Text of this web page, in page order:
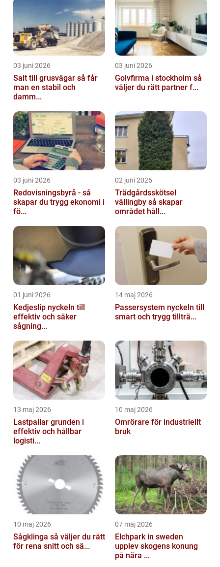
03 juni 2026
Salt till grusvägar så får
man en stabil och
damm...
03 juni 2026
Golvfirma i stockholm så
väljer du rätt partner f...
03 juni 2026
Redovisningsbyrå - så
skapar du trygg ekonomi i
fö...
02 juni 2026
Trädgårdsskötsel
vällingby så skapar
området håll...
01 juni 2026
Kedjeslip nyckeln till
effektiv och säker
sågning...
14 maj 2026
Passersystem nyckeln till
smart och trygg tillträ...
13 maj 2026
Lastpallar grunden i
effektiv och hållbar
logisti...
10 maj 2026
Omrörare för industriellt
bruk
10 maj 2026
Sågklinga så väljer du rätt
för rena snitt och sä...
07 maj 2026
Elchpark in sweden
upplev skogens konung
på nära ...